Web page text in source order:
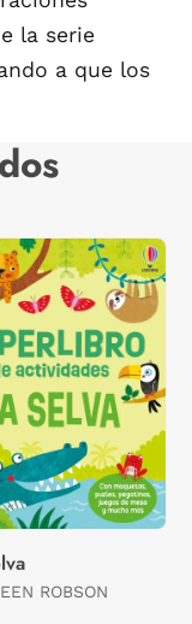
la serie
a que los
ROBSON